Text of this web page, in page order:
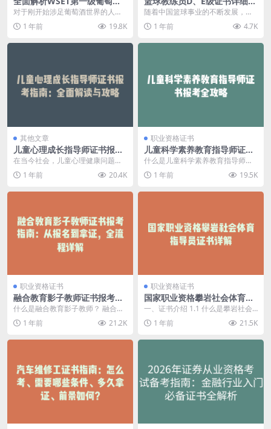
认证：从零开始的葡萄酒入门
指南
对于刚开始涉足葡萄酒世界的人来
说，WSET第一级葡萄酒认证无疑是
一个绝佳的起点。...
1 年前 19.8K
南
随着中国篮球事业的不断发展，篮
球教练员的需求日益增加。中国篮
球协会（CBA）与教...
1 年前 4.7K
其他文章
儿童心理成长指导师证书报考
指南：全面解读与攻略
在当今社会，儿童心理健康问题日
益受到关注。为了帮助更多孩子健
康成长，儿童心理成长...
1 年前 20.4K
职业资格证书
儿童科学素养教育指导师证书
报考全攻略
什么是儿童科学素养教育指导师？
儿童科学素养教育指导师是专门为
孩子提供科学教育指...
1 年前 19.5K
职业资格证书
融合教育影子教师证书报考指
南：从报名到拿证，全流程详
解
什么是融合教育影子教师？ 融合教
育影子教师，简称影子教师，是在
普通学校中为有特殊...
1 年前 21.2K
职业资格证书
国家职业资格攀岩社会体育指
导员证书详解
一、证书介绍 1.1 什么是攀岩社会
体育指导员证书 攀岩社会体育指导
员证书是国家...
1 年前 21.5K